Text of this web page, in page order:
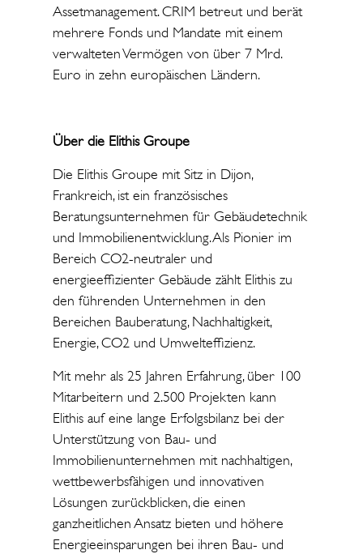
Assetmanagement. CRIM betreut und berät
mehrere Fonds und Mandate mit einem
verwalteten Vermögen von über 7 Mrd.
Euro in zehn europäischen Ländern.
Über die Elithis Groupe
Die Elithis Groupe mit Sitz in Dijon,
Frankreich, ist ein französisches
Beratungsunternehmen für Gebäudetechnik
und Immobilienentwicklung. Als Pionier im
Bereich CO2-neutraler und
energieeffizienter Gebäude zählt Elithis zu
den führenden Unternehmen in den
Bereichen Bauberatung, Nachhaltigkeit,
Energie, CO2 und Umwelteffizienz.
Mit mehr als 25 Jahren Erfahrung, über 100
Mitarbeitern und 2.500 Projekten kann
Elithis auf eine lange Erfolgsbilanz bei der
Unterstützung von Bau- und
Immobilienunternehmen mit nachhaltigen,
wettbewerbsfähigen und innovativen
Lösungen zurückblicken, die einen
ganzheitlichen Ansatz bieten und höhere
Energieeinsparungen bei ihren Bau- und